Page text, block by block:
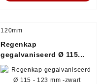
120mm
Regenkap
gegalvaniseerd Ø 115...